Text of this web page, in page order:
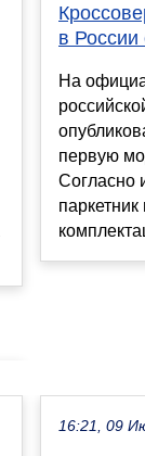
в России
На
первую
Согласно
16:21, 09